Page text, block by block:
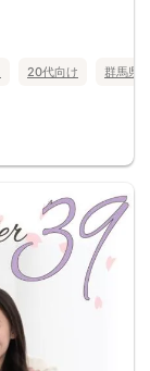
20代向け 群馬県